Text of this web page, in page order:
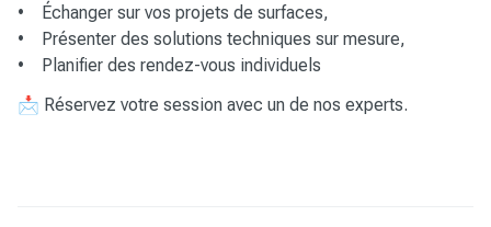
• Échanger sur vos projets de surfaces,
• Présenter des solutions techniques sur mesure,
• Planifier des rendez-vous individuels
📩 Réservez votre session avec un de nos experts.